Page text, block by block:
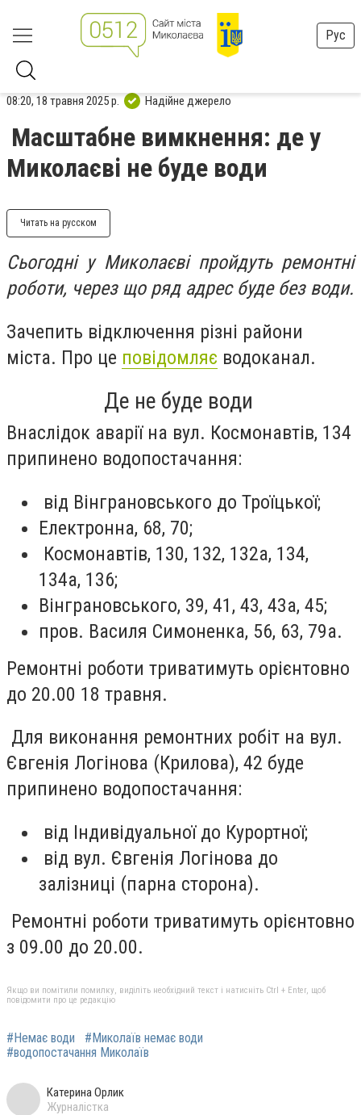
Рус
08:20, 18 травня 2025 р. Надійне джерело
Масштабне вимкнення: де у
Миколаєві не буде води
Читать на русском
Сьогодні у Миколаєві пройдуть ремонтні
роботи, через що ряд адрес буде без води.
Зачепить відключення різні райони
міста. Про це повідомляє водоканал.
Де не буде води
Внаслідок аварії на вул. Космонавтів, 134
припинено водопостачання:
від Вінграновського до Троїцької;
Електронна, 68, 70;
Космонавтів, 130, 132, 132а, 134,
134а, 136;
Вінграновського, 39, 41, 43, 43а, 45;
пров. Василя Симоненка, 56, 63, 79а.
Ремонтні роботи триватимуть орієнтовно
до 20.00 18 травня.
Для виконання ремонтних робіт на вул.
Євгенія Логінова (Крилова), 42 буде
припинено водопостачання:
від Індивідуальної до Курортної;
від вул. Євгенія Логінова до
залізниці (парна сторона).
Ремонтні роботи триватимуть орієнтовно
з 09.00 до 20.00.
Якщо ви помітили помилку, виділіть необхідний текст і натисніть Ctrl + Enter, щоб
повідомити про це редакцію
#Немає води
#Миколаїв немає води
#водопостачання Миколаїв
Катерина Орлик
Журналістка